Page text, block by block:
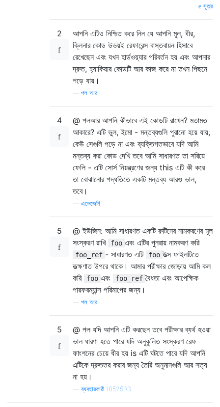
সূত্র
2
আপনি এটিও নিশ্চিত করে নিন যে আপনি মূল, ধীর,
ক্লিনার কোড উভয়ই রেফারেন্স বাস্তবায়ন হিসাবে
রেখেছেন এবং যখন হার্ডওয়্যার পরিবর্তন হয় এবং আপনার
দ্রুত, হ্যাকিয়ার কোডটি আর কাজ করে না তখন পিছনে
পড়ে যায়।
পল আর
4
@ পলআর আপনি কীভাবে এই কোডটি রাখেন? মতামত
আকারে? এটি ভুল, ইমো - মন্তব্যগুলি পুরানো হয়ে যায়,
কেউ সেগুলি পড়ে না এবং ব্যক্তিগতভাবে যদি আমি
মন্তব্য করা কোড দেখি তবে আমি সাধারণত তা সরিয়ে
ফেলি - এটি সোর্স নিয়ন্ত্রণের জন্য this এটি কী করে
তা বোঝানোর পদ্ধতিতে একটি মন্তব্য আরও ভাল,
তবে।
এভেজেনি
5
@ ইউজিন: আমি সাধারণত একটি রুটিনের নামকরণের মূল
সংস্করণ রাখি
foo এবং এটির পুনরায় নামকরণ করি
foo_ref - সাধারণত এটি foo উত্স ফাইলটিতে
তত্ক্ষণাত উপরে থাকে। আমার পরীক্ষার জোড়ায় আমি কল
করি
foo এবং foo_ref বৈধতা এবং আপেক্ষিক
পারফরম্যান্স পরিমাপের জন্য।
পল আর
5
@ পল যদি আপনি এটি করছেন তবে পরীক্ষার ব্যর্থ হওয়া
ভাল ধারণা হতে পারে যদি অনুকূলিত সংস্করণ রেফ
ফাংশনের চেয়ে ধীর হয় is এটি ঘটতে পারে যদি আপনি
এটিকে দ্রুততর করার জন্য তৈরি অনুমানগুলি আর সত্য
না হয়।
—ব্যবহারকারী 1852503